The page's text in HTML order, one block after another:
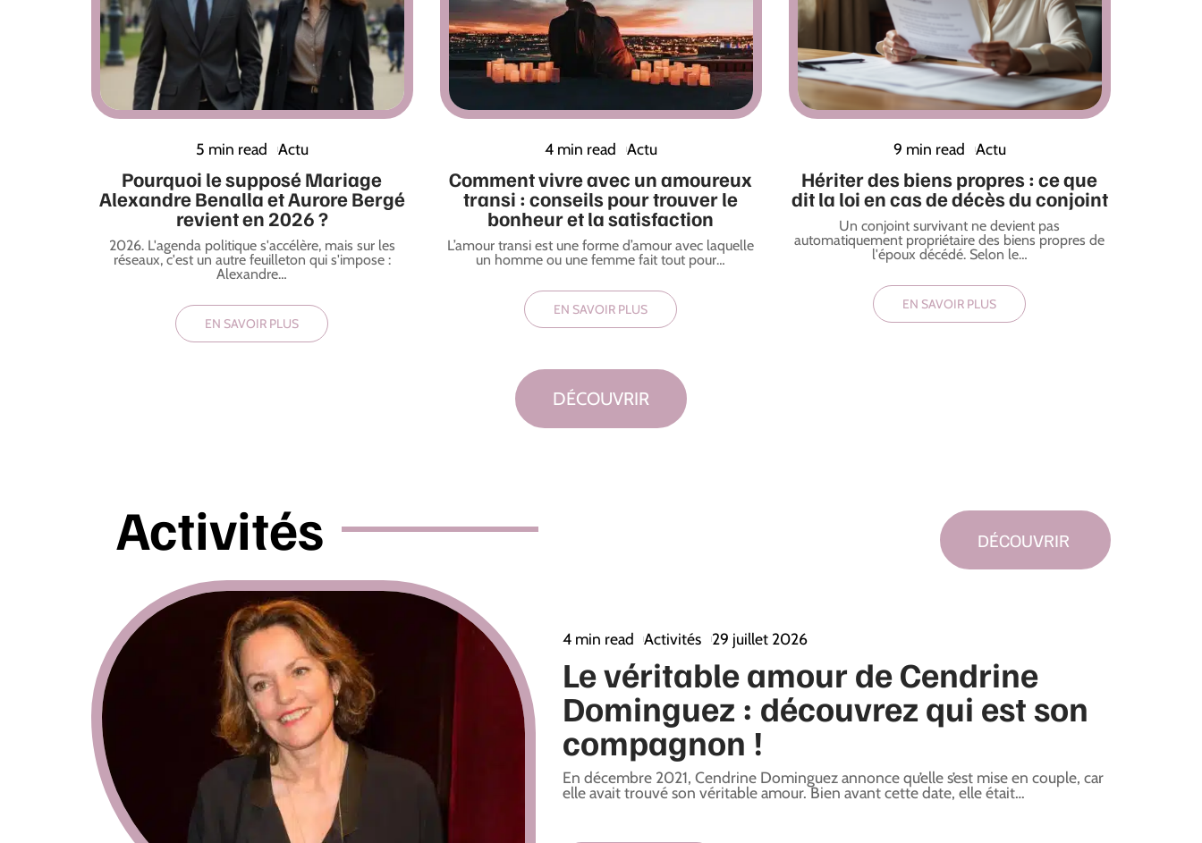
5 min read Actu
Pourquoi le supposé Mariage
Alexandre Benalla et Aurore Bergé
revient en 2026 ?
2026. L'agenda politique s'accélère, mais sur les
réseaux, c'est un autre feuilleton qui s'impose :
Alexandre…
EN SAVOIR PLUS
4 min read Actu
Comment vivre avec un amoureux
transi : conseils pour trouver le
bonheur et la satisfaction
L’amour transi est une forme d’amour avec laquelle
un homme ou une femme fait tout pour…
EN SAVOIR PLUS
9 min read Actu
Hériter des biens propres : ce que
dit la loi en cas de décès du conjoint
Un conjoint survivant ne devient pas
automatiquement propriétaire des biens propres de
l'époux décédé. Selon le…
EN SAVOIR PLUS
DÉCOUVRIR
Activités DÉCOUVRIR
4 min read Activités 29 juillet 2026
Le véritable amour de Cendrine
Dominguez : découvrez qui est son
compagnon !
En décembre 2021, Cendrine Dominguez annonce qu’elle s’est mise en couple, car
elle avait trouvé son véritable amour. Bien avant cette date, elle était…